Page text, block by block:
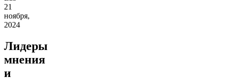
21
ноября,
2024
Лидеры
мнения
и